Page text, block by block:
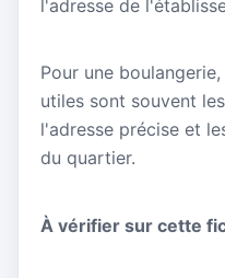
l'adresse de
Pour une
utiles sont souvent
l'adresse précise et
du quartier.
À vérifier sur cette